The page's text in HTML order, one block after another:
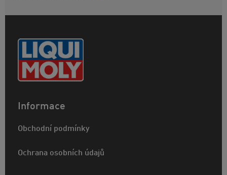
Informace
Obchodní podmínky
Ochrana osobních údajů